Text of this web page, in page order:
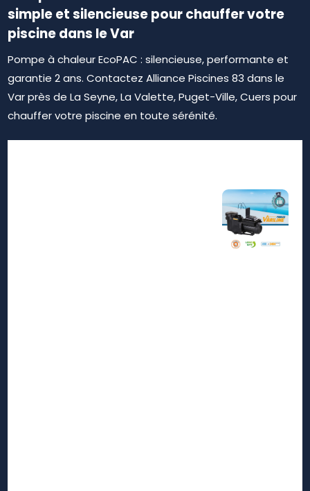
simple et silencieuse pour chauffer votre
piscine dans le Var
Pompe à chaleur EcoPAC : silencieuse, performante et
garantie 2 ans. Contactez Alliance Piscines 83 dans le
Var près de La Seyne, La Valette, Puget-Ville, Cuers pour
chauffer votre piscine en toute sérénité.